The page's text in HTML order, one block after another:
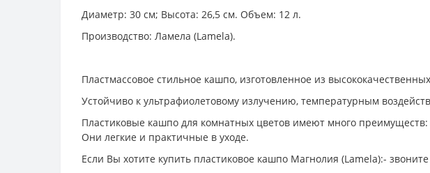
Диаметр: 30 см; Высота: 26,5 см. Объем: 12 л.
Производство: Ламела (Lamela).
Пластмассовое стильное кашпо, изготовленное из
Устойчиво к ультрафиолетовому излучению, температурным
Пластиковые кашпо для комнатных цветов имеют много
Они легкие и практичные в уходе.
Если Вы хотите купить пластиковое кашпо Магнолия (Lamela):-